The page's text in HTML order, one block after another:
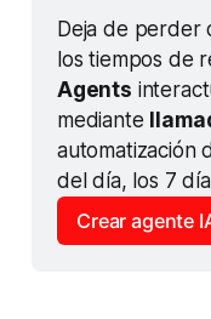
Deja de perder
los tiempos de
Agents
mediante
automatización
del día, los 7
Crear agente